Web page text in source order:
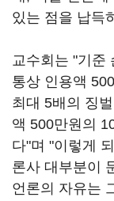
있는 점을 납득
교수회는 "기준
통상 인용액
최대 5배의 징
액 500만원의
다"며 "이렇게
론사 대부분이
언론의 자유는